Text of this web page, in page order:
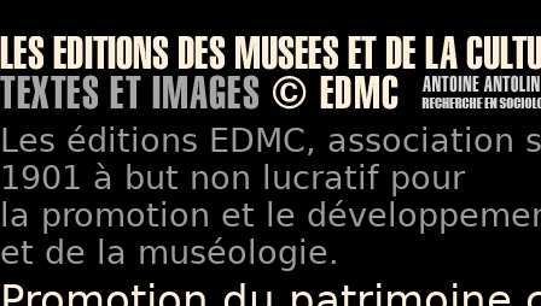
Les éditions EDMC, association
1901 à but non lucratif pour
la promotion et le
et de la muséologie.